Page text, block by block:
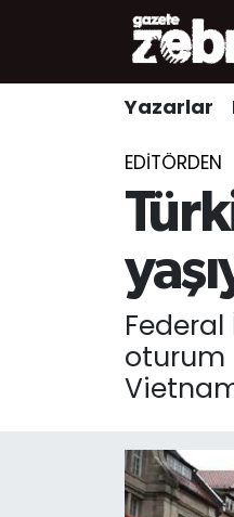
Yazarlar
EDITÖRDEN
oturum
Yazarlar
Kültür-Sanat
Nöbetçi Eczaneler
Trafik Durumu
Süper Lig Puan
Tüm Manşetler
Son Dakika